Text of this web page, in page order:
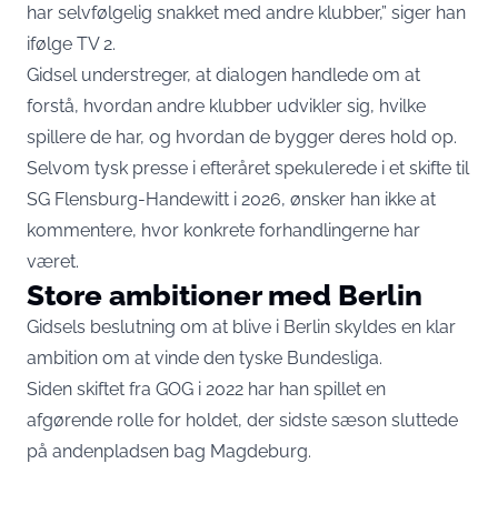
har selvfølgelig snakket med andre klubber,” siger han
ifølge TV 2.
Gidsel understreger, at dialogen handlede om at
forstå, hvordan andre klubber udvikler sig, hvilke
spillere de har, og hvordan de bygger deres hold op.
Selvom tysk presse i efteråret spekulerede i et skifte til
SG Flensburg-Handewitt i 2026, ønsker han ikke at
kommentere, hvor konkrete forhandlingerne har
været.
Store ambitioner med Berlin
Gidsels beslutning om at blive i Berlin skyldes en klar
ambition om at vinde den tyske Bundesliga.
Siden skiftet fra GOG i 2022 har han spillet en
afgørende rolle for holdet, der sidste sæson sluttede
på andenpladsen bag Magdeburg.